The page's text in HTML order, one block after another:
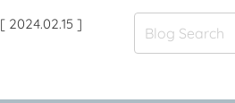
[ 2024.02.15 ]